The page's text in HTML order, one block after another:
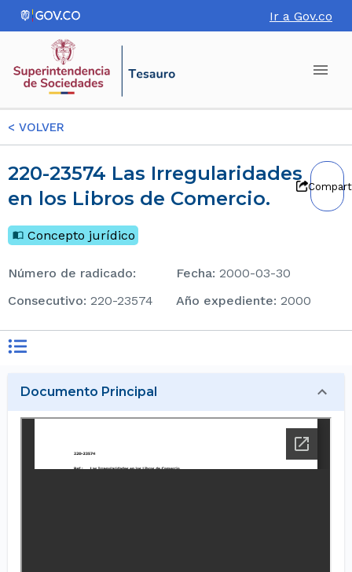
Ir a Gov.co
< VOLVER
220-23574 Las Irregularidades
en los Libros de Comercio.
Concepto jurídico
Número de radicado: Fecha: 2000-03-30
consecutivo: 220-23574 Año expediente: 2000
Documento Principal